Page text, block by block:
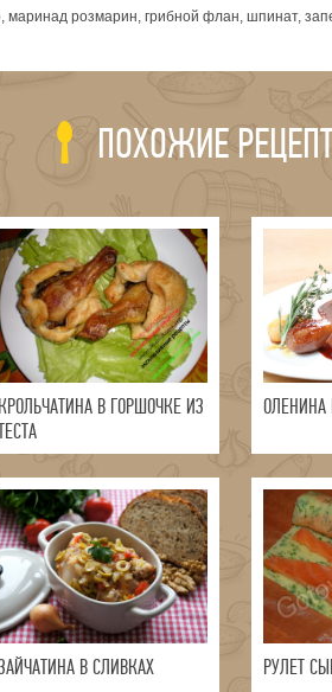
маринад розмарин, грибной флан, шпинат,
ПОХОЖИЕ
КРОЛЬЧАТИНА В ГОРШОЧКЕ ИЗ
ОЛЕНИНА
В СЛИВКАХ РУЛЕТ